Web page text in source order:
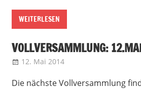
WEITERLESEN
VOLLVERSAMMLUNG:
12. Mai 2014
Die nächste Vollversammlung